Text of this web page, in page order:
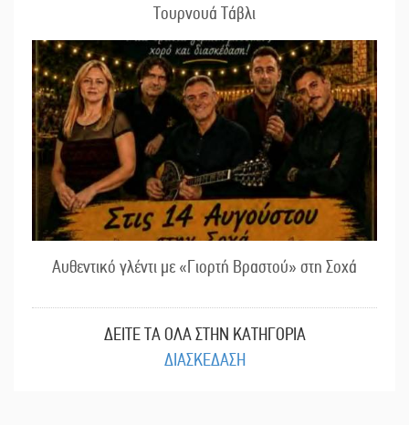
Τουρνουά Τάβλι
Αυθεντικό γλέντι με «Γιορτή Βραστού» στη Σοχά
ΔΕΙΤΕ ΤΑ ΟΛΑ ΣΤΗΝ ΚΑΤΗΓΟΡΙΑ
ΔΙΑΣΚΕΔΑΣΗ